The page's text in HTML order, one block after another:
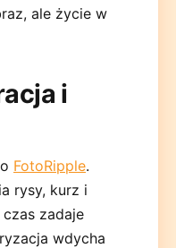
ale życie w
i
FotoRipple.
rysy, kurz i
zadaje
wdycha